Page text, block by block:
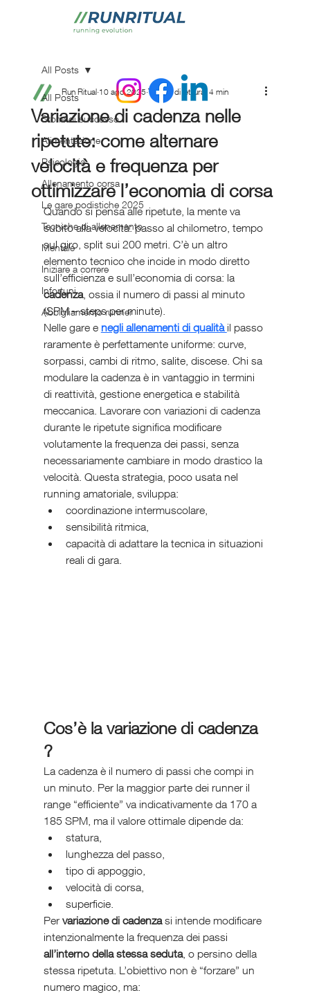
All Posts
Storie di successo
Alimentazione
Psicologia
Allenamento corsa
Le gare podistiche 2025
Tecniche di allenamento
Mentale
Iniziare a correre
Infortuni
Abbigliamento runner
All Posts
Variazione di cadenza nelle
ripetute: come alternare
velocità e frequenza per
ottimizzare l’economia di corsa
Run Ritual 10 ago 2025 Tempo di lettura: 4 min
Quando si pensa alle ripetute, la mente va
subito alla velocità: passo al chilometro, tempo
sul giro, split sui 200 metri. C’è un altro
elemento tecnico che incide in modo diretto
sull’efficienza e sull’economia di corsa: la
cadenza, ossia il numero di passi al minuto
(SPM – steps per minute).
Nelle gare e negli allenamenti di qualità il passo
raramente è perfettamente uniforme: curve,
sorpassi, cambi di ritmo, salite, discese. Chi sa
modulare la cadenza è in vantaggio in termini
di reattività, gestione energetica e stabilità
meccanica. Lavorare con variazioni di cadenza
durante le ripetute significa modificare
volutamente la frequenza dei passi, senza
necessariamente cambiare in modo drastico la
velocità. Questa strategia, poco usata nel
running amatoriale, sviluppa:
coordinazione intermuscolare,
sensibilità ritmica,
capacità di adattare la tecnica in situazioni
reali di gara.
Cos’è la variazione di cadenza
?
La cadenza è il numero di passi che compi in
un minuto. Per la maggior parte dei runner il
range “efficiente” va indicativamente da 170 a
185 SPM, ma il valore ottimale dipende da:
statura,
lunghezza del passo,
tipo di appoggio,
velocità di corsa,
superficie.
Per variazione di cadenza si intende modificare
intenzionalmente la frequenza dei passi
all’interno della stessa seduta, o persino della
stessa ripetuta. L’obiettivo non è “forzare” un
numero magico, ma: